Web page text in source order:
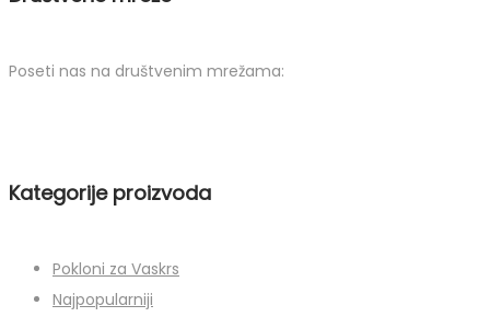
Poseti nas na društvenim mrežama:
Kategorije proizvoda
Pokloni za Vaskrs
Najpopularniji